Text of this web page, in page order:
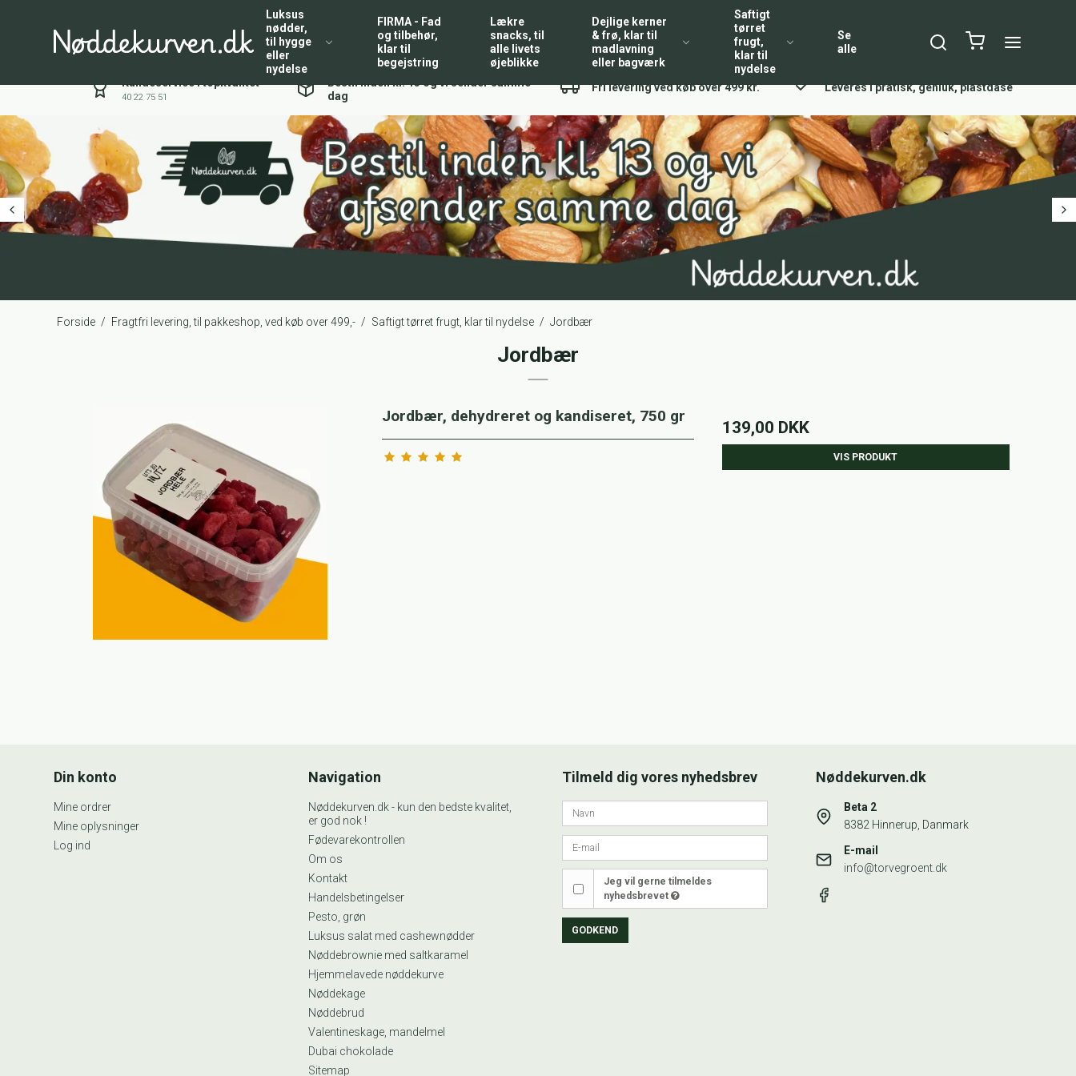
Luksus
nødder,
til hygge
eller
nydelse
FIRMA - Fad
og tilbehør,
klar til
begejstring
Lækre
snacks, til
alle livets
øjeblikke
Dejlige kerner
& frø, klar til
madlavning
eller bagværk
Saftigt
tørret
frugt,
klar til
nydelse
Se
alle
Kundeservice i topkvalitet
40 22 75 51
Bestil inden kl. 13 og vi sender samme
dag
Fri levering ved køb over 499 kr. Leveres i pratisk, genluk, plastdåse
Forside / Fragtfri levering, til pakkeshop, ved køb over 499,- / Saftigt tørret frugt, klar til nydelse / Jordbær
Jordbær
Jordbær, dehydreret og kandiseret, 750 gr
139,00 DKK
VIS PRODUKT
Din konto
Mine ordrer
Mine oplysninger
Log ind
Navigation
Nøddekurven.dk - kun den bedste kvalitet,
er god nok !
Fødevarekontrollen
Om os
Kontakt
Handelsbetingelser
Pesto, grøn
Luksus salat med cashewnødder
Nøddebrownie med saltkaramel
Hjemmelavede nøddekurve
Nøddekage
Nøddebrud
Valentineskage, mandelmel
Dubai chokolade
Sitemap
Tilmeld dig vores nyhedsbrev
Jeg vil gerne tilmeldes
nyhedsbrevet
GODKEND
Nøddekurven.dk
Beta 2
8382 Hinnerup, Danmark
E-mail
info@torvegroent.dk